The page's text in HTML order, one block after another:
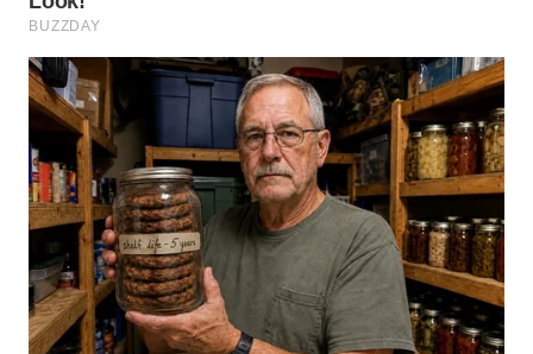
WAHANA
NEWS
WAHANA
TANI
WAHANA
ADVOKAT
WAHANA
INFRASTRUKTUR